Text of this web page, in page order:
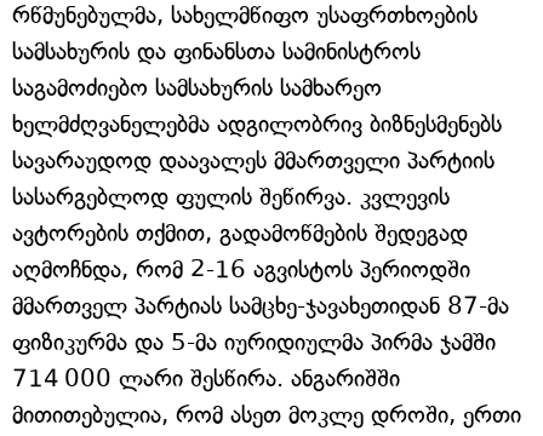
რწმუნებულმა, სახელმწიფო უსაფრთხოების
სამსახურის და ფინანსთა სამინისტროს
საგამოძიებო სამსახურის სამხარეო
ხელმძღვანელებმა ადგილობრივ ბიზნესმენებს
სავარაუდოდ დაავალეს მმართველი პარტიის
სასარგებლოდ ფულის შეწირვა. კვლევის
ავტორების თქმით, გადამოწმების შედეგად
აღმოჩნდა, რომ 2-16 აგვისტოს პერიოდში
მმართველ პარტიას სამცხე-ჯავახეთიდან 87-მა
ფიზიკურმა და 5-მა იურიდიულმა პირმა ჯამში
714 000 ლარი შესწირა. ანგარიშში
მითითებულია, რომ ასეთ მოკლე დროში, ერთი